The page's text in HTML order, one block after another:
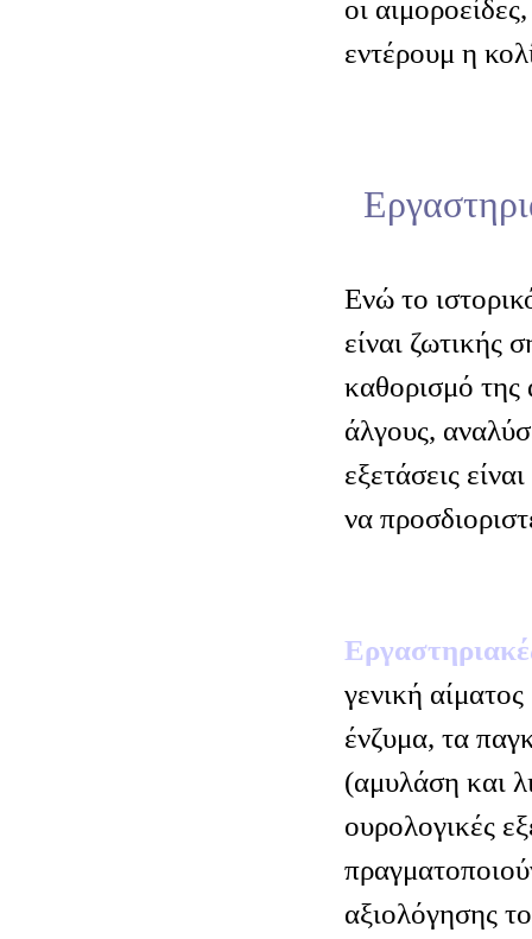
οι
εντέρουμ η
Ενώ το
είναι ζωτικής
καθορισμό της
άλγους,
εξετάσεις
να
γενική
ένζυμα, τα
(αμυλάση και
ουρολογικές
αξιολόγησης